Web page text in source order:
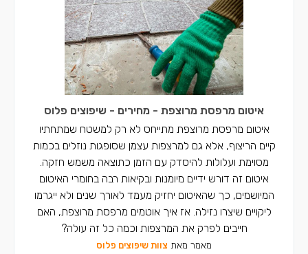
איטום מרפסת מרוצפת - מחירים - שיפוצים פלוס
איטום מרפסת מרוצפת מתייחס לא רק למשטח שמתחתיו
קיים הריצוף, אלא גם למרצפות עצמן שסופגות נוזלים בכמות
מסוימת ועלולות להיסדק עם הזמן כתוצאה משמש חזקה.
איטום זה דורש ידיים מיומנות ובקיאות רבה בחומרי האיטום
המיושמים, כך שהאיטום יחזיק מעמד לאורך שנים ולא ייגרמו
ליקויים שיצרו נזילה. אז איך אוטמים מרפסת מרוצפת, האם
חייבים לפרק את המרצפות וכמה כל זה עולה?
מאמר מאת צוות שיפוצים פלוס